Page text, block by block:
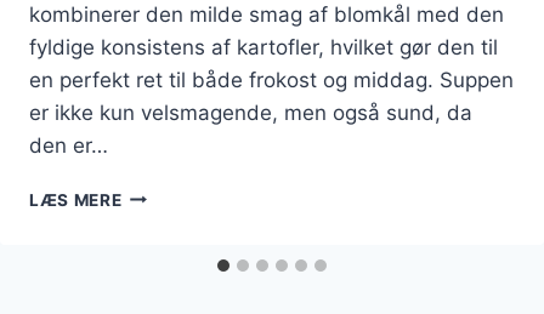
kombinerer den milde smag af blomkål med den
fyldige konsistens af kartofler, hvilket gør den til
en perfekt ret til både frokost og middag. Suppen
er ikke kun velsmagende, men også sund, da
den er…
LÆS MEREBLOMKÅLSSUPPE